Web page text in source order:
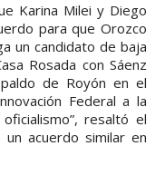
Karina Milei y Diego
para que Orozco
un candidato de baja
Rosada con Sáenz
de Royón en el
Federal a la
resaltó el
acuerdo similar en